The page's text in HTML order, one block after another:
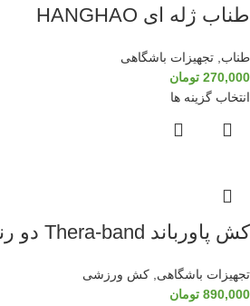
طناب ژله ای HANGHAO
طناب تجهیزات باشگاهی
270,000 تومان
انتخاب گزینه ها
کش پاورباند Thera-band دو رنگ عرض 22mm
تجهیزات باشگاهی, کش ورزشی
890,000 تومان